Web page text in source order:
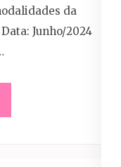
da
Junho/2024